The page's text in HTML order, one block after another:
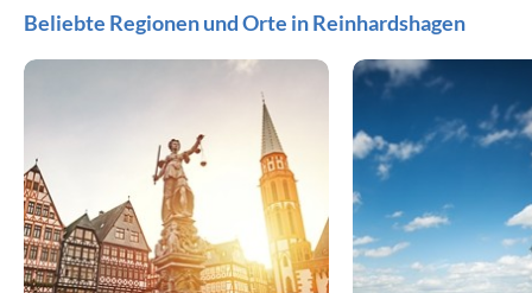
Beliebte Regionen und Orte in Reinhardshagen